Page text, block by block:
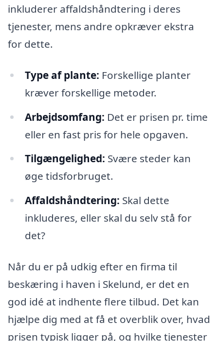
inkluderer affaldshåndtering i deres
tjenester, mens andre opkræver ekstra
for dette.
Type af plante: Forskellige planter
kræver forskellige metoder.
Arbejdsomfang: Det er prisen pr. time
eller en fast pris for hele opgaven.
Tilgængelighed: Svære steder kan
øge tidsforbruget.
Affaldshåndtering: Skal dette
inkluderes, eller skal du selv stå for
det?
Når du er på udkig efter en firma til
beskæring i haven i Skelund, er det en
god idé at indhente flere tilbud. Det kan
hjælpe dig med at få et overblik over, hvad
prisen typisk ligger på, og hvilke tjenester